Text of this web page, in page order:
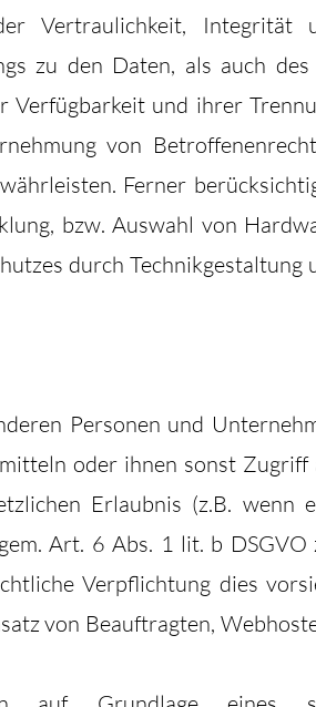
Vertraulichkeit, Integrität
zu den Daten, als auch des
Verfügbarkeit und ihrer
von
Ferner
bzw. Auswahl von
durch Technikgestaltung
Personen und
oder ihnen sonst Zugriff
Erlaubnis (z.B. wenn
Art. 6 Abs. 1 lit. b DSGVO
Verpflichtung dies
von Beauftragten,